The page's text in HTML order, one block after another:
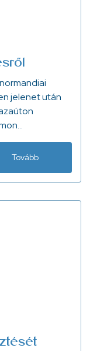
jelenet után
esik, és
Tovább